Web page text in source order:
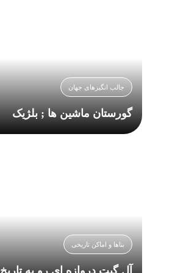
جالب انگیزهای جهان
گورستان ماشین ها ; بلژیک
بناها و اماکن تاریخی
آل گیت دروازه ای رو به تاریخ